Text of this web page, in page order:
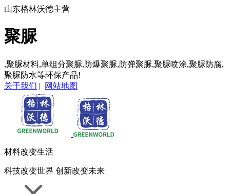
山东格林沃德主营
聚脲
,聚脲材料,单组分聚脲,防爆聚脲,防弹聚脲,聚脲喷涂,聚脲防腐,
聚脲防水等环保产品!
关于我们 | 网站地图
材料改变生活
科技改变世界 创新改变未来